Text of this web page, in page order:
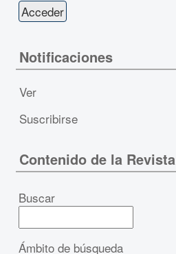
Notificaciones
Ver
Suscribirse
Contenido de la Revista
Buscar
Ámbito de búsqueda